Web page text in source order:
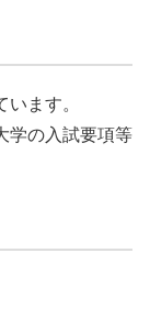
ます。
学の入試要項等